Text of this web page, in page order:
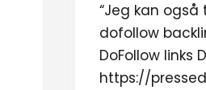
“Jeg kan også
dofollow
DoFollow links
https://